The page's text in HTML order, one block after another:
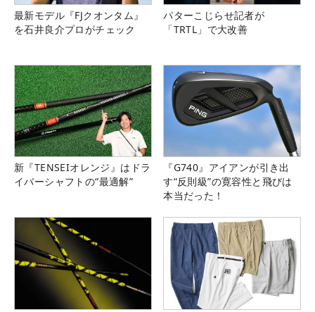
最新モデル『FJクオンタム』
を石井良介プロがチェック
パターこじらせ記者が
「TRTL」で大改善
新『TENSEIオレンジ』はドラ
イバーシャフトの“最適解”
『G740』アイアンが引き出
す“反則級”の寛容性と飛びは
本当だった！